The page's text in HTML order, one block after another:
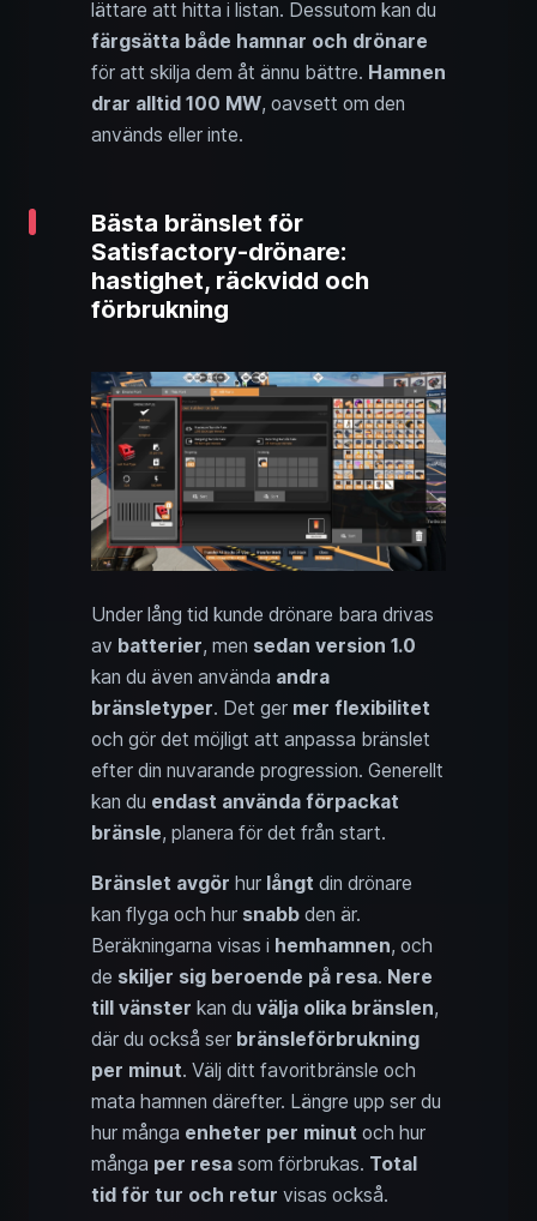
lättare att hitta i listan. Dessutom kan du
färgsätta både hamnar och drönare
för att skilja dem åt ännu bättre. Hamnen
drar alltid 100 MW, oavsett om den
används eller inte.
Bästa bränslet för
Satisfactory-drönare:
hastighet, räckvidd och
förbrukning
Under lång tid kunde drönare bara drivas
av batterier, men sedan version 1.0
kan du även använda andra
bränsletyper. Det ger mer flexibilitet
och gör det möjligt att anpassa bränslet
efter din nuvarande progression. Generellt
kan du endast använda förpackat
bränsle, planera för det från start.
Bränslet avgör hur långt din drönare
kan flyga och hur snabb den är.
Beräkningarna visas i hemhamnen, och
de skiljer sig beroende på resa. Nere
till vänster kan du välja olika bränslen,
där du också ser bränsleförbrukning
per minut. Välj ditt favoritbränsle och
mata hamnen därefter. Längre upp ser du
hur många enheter per minut och hur
många per resa som förbrukas. Total
tid för tur och retur visas också.